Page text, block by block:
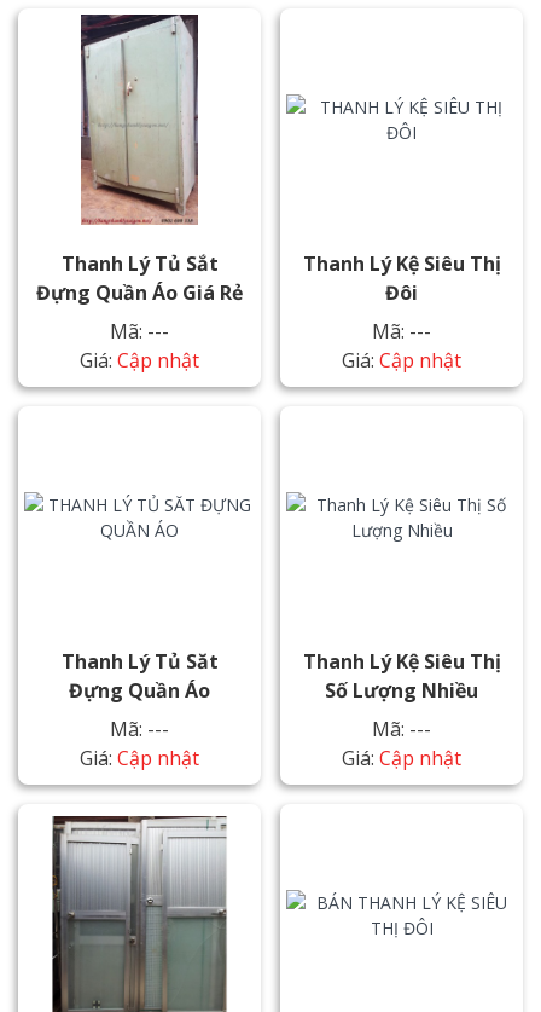
Thanh Lý Tủ Sắt
Đựng Quần Áo Giá Rẻ
Mã: ---
Giá: Cập nhật
Thanh Lý Kệ Siêu Thị
Đôi
Mã: ---
Giá: Cập nhật
Thanh Lý Tủ Săt
Đựng Quần Áo
Mã: ---
Giá: Cập nhật
Thanh Lý Kệ Siêu Thị
Số Lượng Nhiều
Mã: ---
Giá: Cập nhật